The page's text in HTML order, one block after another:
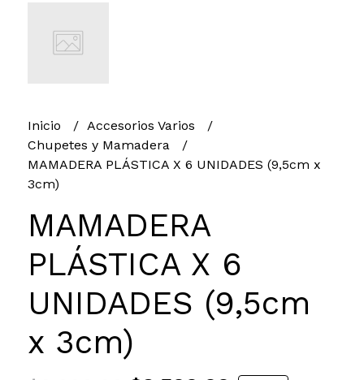
Inicio
Accesorios Varios
Chupetes y Mamadera
MAMADERA PLÁSTICA X 6 UNIDADES (9,5cm x
3cm)
MAMADERA
PLÁSTICA X 6
UNIDADES (9,5cm
x 3cm)